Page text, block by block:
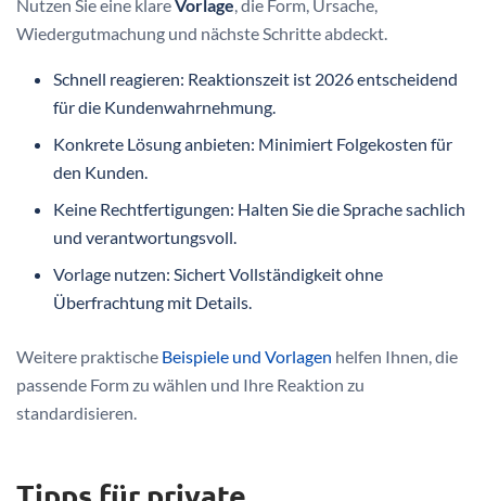
Nutzen Sie eine klareVorlage, die Form, Ursache,
Wiedergutmachung und nächste Schritte abdeckt.
Schnell reagieren: Reaktionszeit ist 2026 entscheidend
für die Kundenwahrnehmung.
Konkrete Lösung anbieten: Minimiert Folgekosten für
den Kunden.
Keine Rechtfertigungen: Halten Sie die Sprache sachlich
und verantwortungsvoll.
Vorlage nutzen: Sichert Vollständigkeit ohne
Überfrachtung mit Details.
Weitere praktische Beispiele und Vorlagen helfen Ihnen, die
passende Form zu wählen und Ihre Reaktion zu
standardisieren.